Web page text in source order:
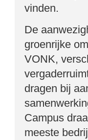
vinden.
De
groenrijke
VONK,
dragen bij
Campus
meeste